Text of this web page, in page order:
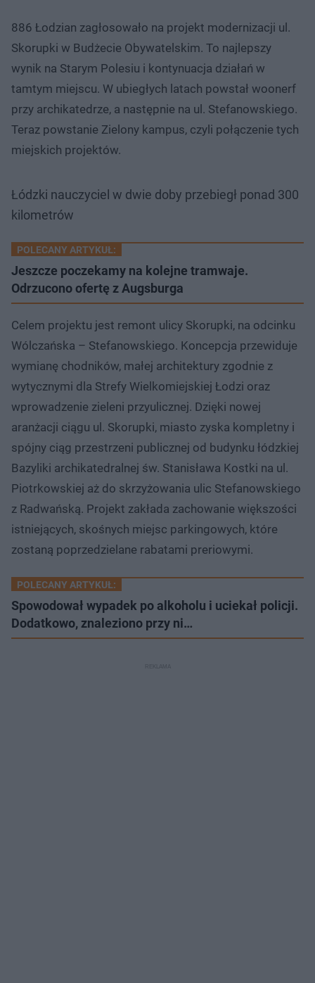
886 Łodzian zagłosowało na projekt modernizacji ul.
Skorupki w Budżecie Obywatelskim. To najlepszy
wynik na Starym Polesiu i kontynuacja działań w
tamtym miejscu. W ubiegłych latach powstał woonerf
przy archikatedrze, a następnie na ul. Stefanowskiego.
Teraz powstanie Zielony kampus, czyli połączenie tych
miejskich projektów.
Łódzki nauczyciel w dwie doby przebiegł ponad 300
kilometrów
POLECANY ARTYKUŁ:
Jeszcze poczekamy na kolejne tramwaje.
Odrzucono ofertę z Augsburga
Celem projektu jest remont ulicy Skorupki, na odcinku
Wólczańska – Stefanowskiego. Koncepcja przewiduje
wymianę chodników, małej architektury zgodnie z
wytycznymi dla Strefy Wielkomiejskiej Łodzi oraz
wprowadzenie zieleni przyulicznej. Dzięki nowej
aranżacji ciągu ul. Skorupki, miasto zyska kompletny i
spójny ciąg przestrzeni publicznej od budynku łódzkiej
Bazyliki archikatedralnej św. Stanisława Kostki na ul.
Piotrkowskiej aż do skrzyżowania ulic Stefanowskiego
z Radwańską. Projekt zakłada zachowanie większości
istniejących, skośnych miejsc parkingowych, które
zostaną poprzedzielane rabatami preriowymi.
POLECANY ARTYKUŁ:
Spowodował wypadek po alkoholu i uciekał policji.
Dodatkowo, znaleziono przy ni…